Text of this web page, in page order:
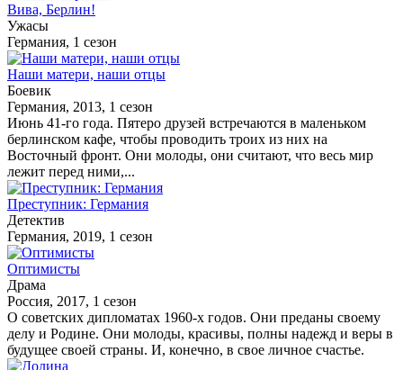
Вива, Берлин!
Ужасы
Германия, 1 сезон
Наши матери, наши отцы
Боевик
Германия, 2013, 1 сезон
Июнь 41-го года. Пятеро друзей встречаются в маленьком
берлинском кафе, чтобы проводить троих из них на
Восточный фронт. Они молоды, они считают, что весь мир
лежит перед ними,...
Преступник: Германия
Детектив
Германия, 2019, 1 сезон
Оптимисты
Драма
Россия, 2017, 1 сезон
О советских дипломатах 1960-х годов. Они преданы своему
делу и Родине. Они молоды, красивы, полны надежд и веры в
будущее своей страны. И, конечно, в свое личное счастье.